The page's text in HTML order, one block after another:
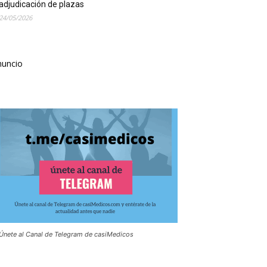
de plazas
05/2026
al Canal de Telegram de casiMedicos